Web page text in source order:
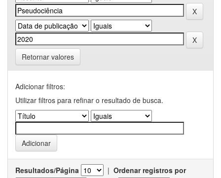
Retornar valores
Adicionar filtros:
Utilizar filtros para refinar o resultado de busca.
Resultados/Página | Ordenar registros por